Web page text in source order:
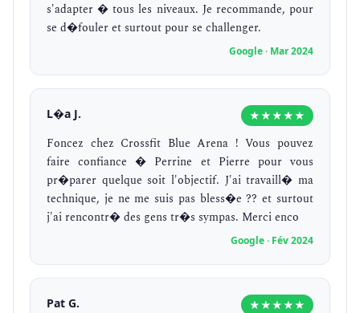
s'adapter � tous les niveaux. Je recommande, pour
se d�fouler et surtout pour se challenger.
Google · Mar 2024
L�a J. ★★★★★
Foncez chez Crossfit Blue Arena ! Vous pouvez
faire confiance � Perrine et Pierre pour vous
pr�parer quelque soit l'objectif. J'ai travaill� ma
technique, je ne me suis pas bless�e ?? et surtout
j'ai rencontr� des gens tr�s sympas. Merci enco
Google · Fév 2024
Pat G. ★★★★★